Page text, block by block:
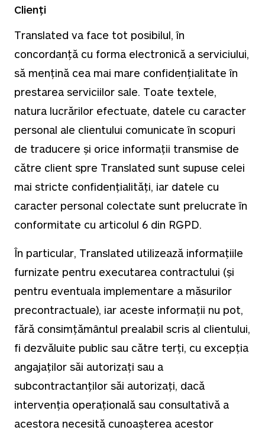
Clienți
Translated va face tot posibilul, în
concordanță cu forma electronică a serviciului,
să mențină cea mai mare confidențialitate în
prestarea serviciilor sale. Toate textele,
natura lucrărilor efectuate, datele cu caracter
personal ale clientului comunicate în scopuri
de traducere și orice informații transmise de
către client spre Translated sunt supuse celei
mai stricte confidențialități, iar datele cu
caracter personal colectate sunt prelucrate în
conformitate cu articolul 6 din RGPD.
În particular, Translated utilizează informațiile
furnizate pentru executarea contractului (și
pentru eventuala implementare a măsurilor
precontractuale), iar aceste informații nu pot,
fără consimțământul prealabil scris al clientului,
fi dezvăluite public sau către terți, cu excepția
angajaților săi autorizați sau a
subcontractanților săi autorizați, dacă
intervenția operațională sau consultativă a
acestora necesită cunoașterea acestor